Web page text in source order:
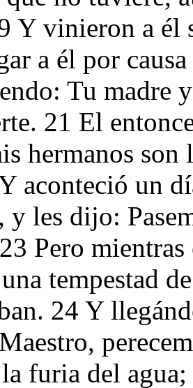
Y vinieron a él
a él por
Tu madre
21 El
hermanos
aconteció un
y les dijo:
Pero
tempestad
24 Y
furia del